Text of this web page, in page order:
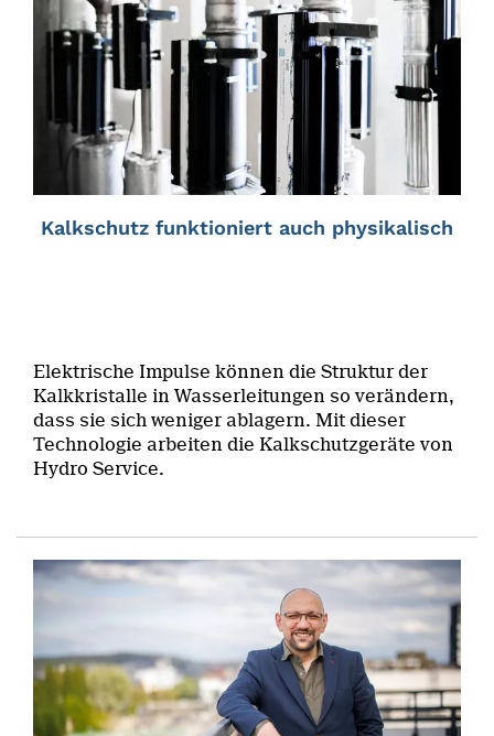
Kalkschutz funktioniert auch physikalisch
Elektrische Impulse können die Struktur der
Kalkkristalle in Wasserleitungen so verändern,
dass sie sich weniger ablagern. Mit dieser
Technologie arbeiten die Kalkschutzgeräte von
Hydro Service.